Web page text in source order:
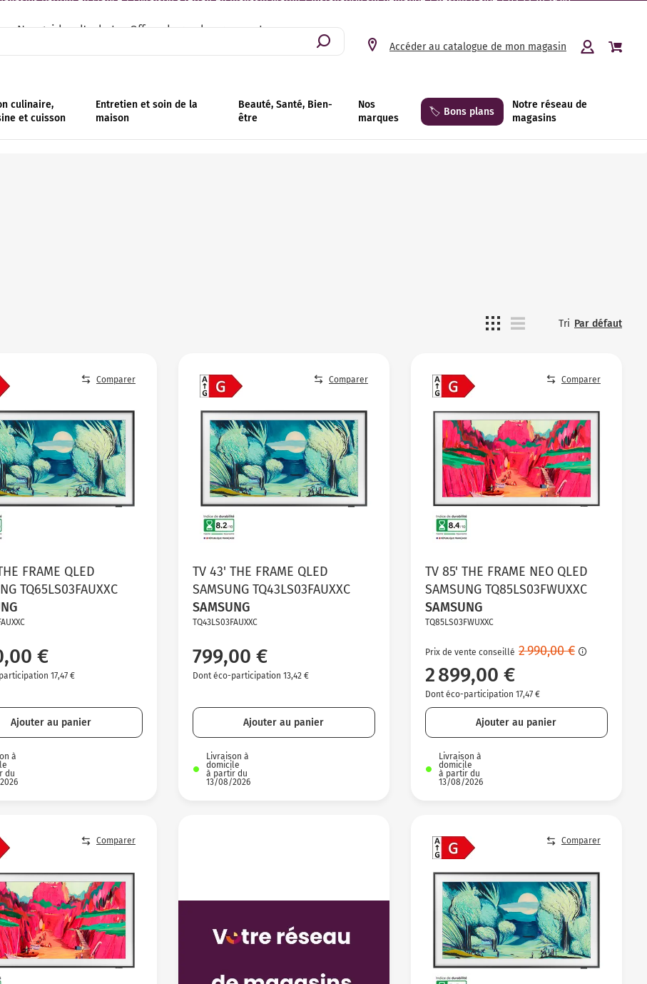
Nos guides d'achat Offres de remboursement
Accéder au catalogue de mon magasin
culinaire,
et cuisson
Entretien et soin de la
maison
Beauté, Santé, Bien-
être
Nos
marques
🏷️ Bons plans
Notre réseau de
magasins
Tri Par défaut
Comparer
FRAME QLED
TQ65LS03FAUXXC
€
17,47 €
Ajouter au panier
à
du
Comparer
TV 43' THE FRAME QLED
SAMSUNG TQ43LS03FAUXXC
SAMSUNG
TQ43LS03FAUXXC
799,00 €
Dont éco-participation 13,42 €
Ajouter au panier
Livraison à
domicile
à partir du
13/08/2026
Comparer
TV 85' THE FRAME NEO QLED
SAMSUNG TQ85LS03FWUXXC
SAMSUNG
TQ85LS03FWUXXC
Prix de vente conseillé 2 990,00 €
2 899,00 €
Dont éco-participation 17,47 €
Ajouter au panier
Livraison à
domicile
à partir du
13/08/2026
Comparer Comparer